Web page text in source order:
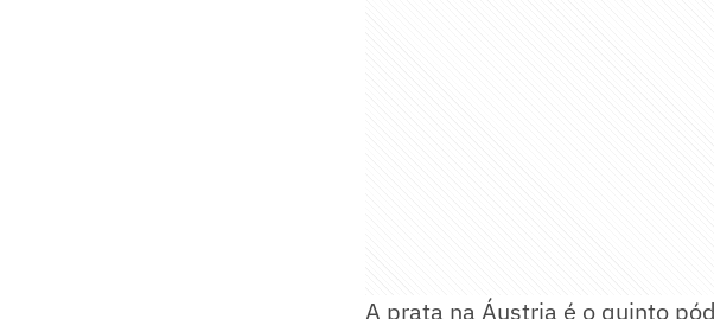
A prata na Áustria é o quinto